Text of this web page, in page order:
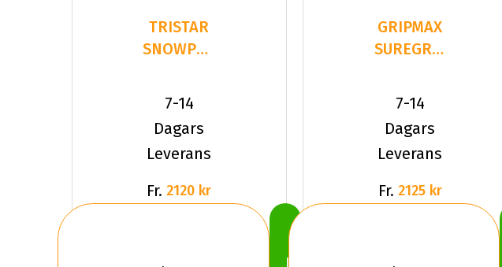
TRISTAR
SNOWPOWER
215/40R18
89 V XL
7-14
Dagars
Leverans
Fr. 2120 kr
Köp
GRIPMAX
SUREGRIP
WINTER
215/40R18
8
7-14
Dagars
Leverans
Fr. 2125 kr